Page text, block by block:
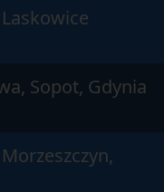
Sopot, Gdynia